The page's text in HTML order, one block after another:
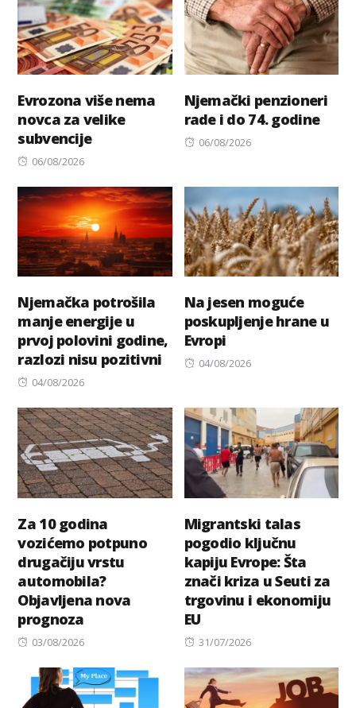
Evrozona više nema
novca za velike
subvencije
Posted
06/08/2026
Njemački penzioneri
rade i do 74. godine
Posted
06/08/2026
Njemačka potrošila
manje energije u
prvoj polovini godine,
razlozi nisu pozitivni
Posted
04/08/2026
Na jesen moguće
poskupljenje hrane u
Evropi
Posted
04/08/2026
Za 10 godina
vozićemo potpuno
drugačiju vrstu
automobila?
Objavljena nova
prognoza
Posted
03/08/2026
Migrantski talas
pogodio ključnu
kapiju Evrope: Šta
znači kriza u Seuti za
trgovinu i ekonomiju
EU
Posted
31/07/2026